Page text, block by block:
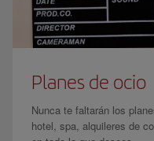
Planes de ocio
Nunca te faltarán los
hotel, spa, alquileres de